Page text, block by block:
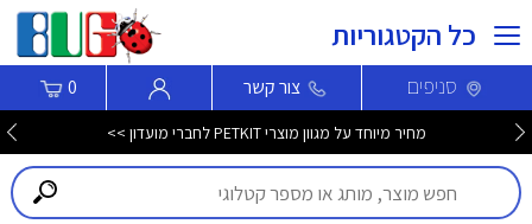
כל הקטגוריות
סניפים צור קשר 0
מחיר מיוחד על מגוון מוצרי PETKIT לחברי מועדון >>